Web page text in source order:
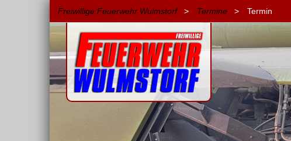
Freiwillige Feuerwehr Wulmstorf> Termine> Termin